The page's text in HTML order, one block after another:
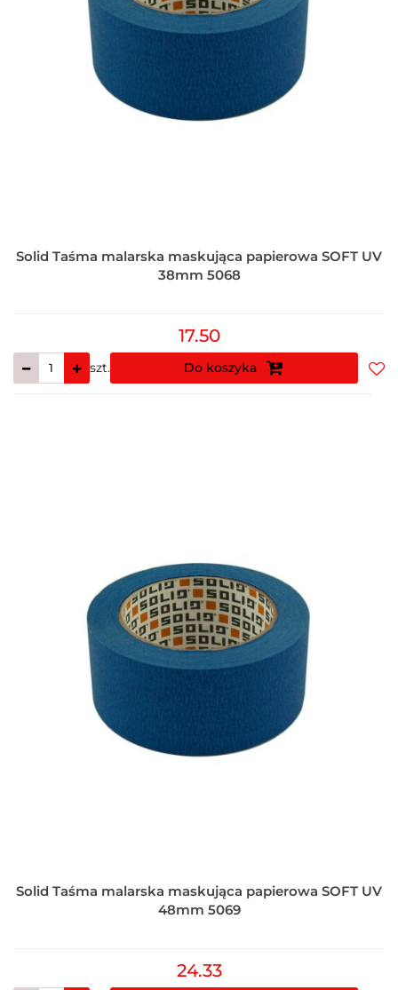
Solid Taśma malarska maskująca papierowa SOFT UV
38mm 5068
17.50
szt. Do koszyka
Solid Taśma malarska maskująca papierowa SOFT UV
48mm 5069
24.33